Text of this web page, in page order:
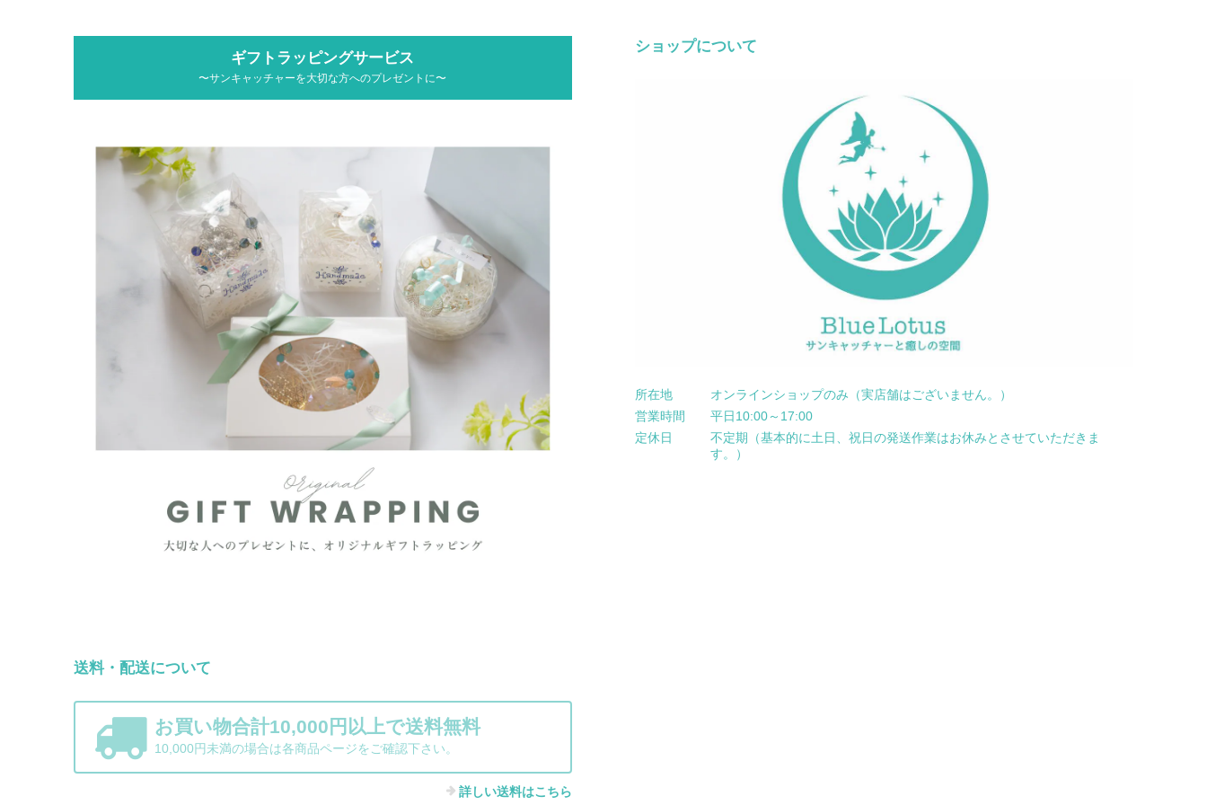
ギフトラッピングサービス
〜サンキャッチャーを大切な方へのプレゼントに〜
送料・配送について
お買い物合計10,000円以上で送料無料
10,000円未満の場合は各商品ページをご確認下さい。
詳しい送料はこちら
ショップについて
所在地
オンラインショップのみ（実店舗はございません。）
営業時間
平日10:00～17:00
定休日
不定期（基本的に土日、祝日の発送作業はお休みとさせていただきま
す。）